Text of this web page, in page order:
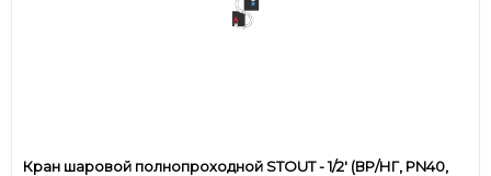
Кран шаровой полнопроходной STOUT - 1/2' (ВР/НГ, PN40,